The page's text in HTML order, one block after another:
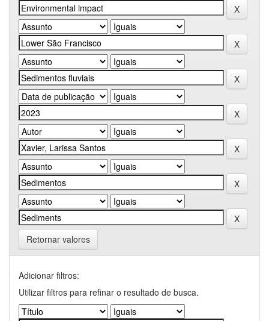
Retornar valores
Adicionar filtros:
Utilizar filtros para refinar o resultado de busca.